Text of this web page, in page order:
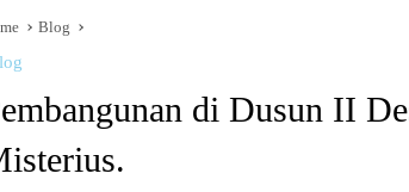
Blog
di Dusun II